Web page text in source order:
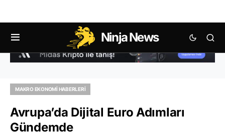
Ninja News
MAKRO EKONOMI HABERLERI
Avrupa’da Dijital Euro Adımları
Gündemde